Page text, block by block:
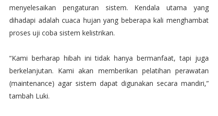
menyelesaikan pengaturan sistem. Kendala utama yang
dihadapi adalah cuaca hujan yang beberapa kali menghambat
proses uji coba sistem kelistrikan.
“Kami berharap hibah ini tidak hanya bermanfaat, tapi juga
berkelanjutan. Kami akan memberikan pelatihan perawatan
(maintenance) agar sistem dapat digunakan secara mandiri,”
tambah Luki.